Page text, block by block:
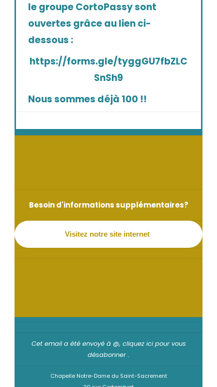
le groupe CortoPassy sont
ouvertes grâce au lien ci-
dessous :
https://forms.gle/tyggGU7fbZLC
SnSh9
Nous sommes déjà 100 !!
Besoin d'informations supplémentaires?
Visitez notre site internet
Cet email a été envoyé à @, cliquez ici pour vous
désabonner .
Chapelle Notre-Dame du Saint-Sacrement